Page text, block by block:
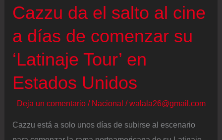
inevitable?
Cazzu da el salto al cine
a días de comenzar su
‘Latinaje Tour’ en
Estados Unidos
Deja un comentario / Nacional /walala26@gmail.com
Cazzu está a solo unos días de subirse al escenario